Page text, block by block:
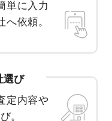
単に入力
依頼。
選び
定内容や
。